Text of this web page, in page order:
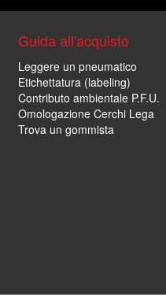
Guida all'acquisto
Leggere un pneumatico
Etichettatura (labeling)
Contributo ambientale P.F.U.
Omologazione Cerchi Lega
Trova un gommista